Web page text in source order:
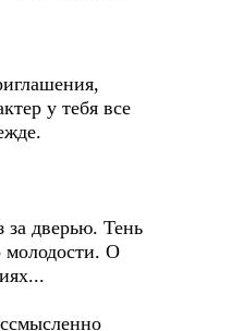
у тебя все
за дверью. Тень
О